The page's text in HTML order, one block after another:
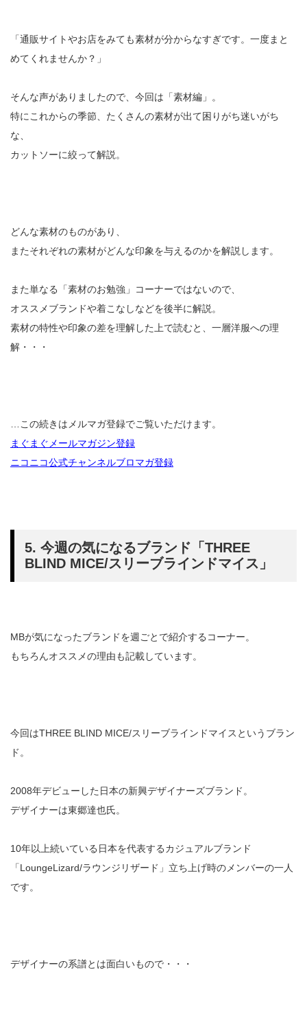
「通販サイトやお店をみても素材が分からなすぎです。一度まと
めてくれませんか？」
そんな声がありましたので、今回は「素材編」。
特にこれからの季節、たくさんの素材が出て困りがち迷いがち
な、
カットソーに絞って解説。
どんな素材のものがあり、
またそれぞれの素材がどんな印象を与えるのかを解説します。
また単なる「素材のお勉強」コーナーではないので、
オススメブランドや着こなしなどを後半に解説。
素材の特性や印象の差を理解した上で読むと、一層洋服への理
解・・・
…この続きはメルマガ登録でご覧いただけます。
まぐまぐメールマガジン登録
ニコニコ公式チャンネルブロマガ登録
5. 今週の気になるブランド「THREE
BLIND MICE/スリーブラインドマイス」
MBが気になったブランドを週ごとで紹介するコーナー。
もちろんオススメの理由も記載しています。
今回はTHREE BLIND MICE/スリーブラインドマイスというブラン
ド。
2008年デビューした日本の新興デザイナーズブランド。
デザイナーは東郷達也氏。
10年以上続いている日本を代表するカジュアルブランド
「LoungeLizard/ラウンジリザード」立ち上げ時のメンバーの一人
です。
デザイナーの系譜とは面白いもので・・・